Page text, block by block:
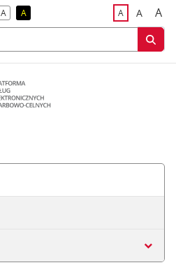
Akontrast domyślny
Akontrast żółty tekst na czarnym tle
Adomyślna
A A